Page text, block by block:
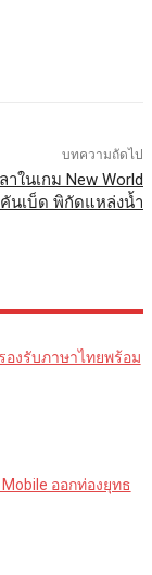
บทความถัดไป
ในเกม New World
คันเบ็ด พิกัดแหล่งน้ำ
องรับภาษาไทยพร้อม
Mobile ออกท่องยุทธ